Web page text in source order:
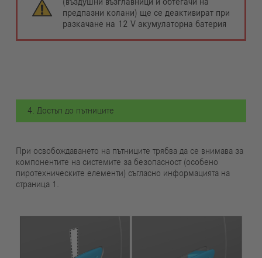
предпазни колани) ще се деактивират при
разкачане на 12 V акумулаторна батерия
4. Достъп до пътниците
При освобождаването на пътниците трябва да се внимава за
компонентите на системите за безопасност (особено
пиротехническите елементи) съгласно информацията на
страница 1.